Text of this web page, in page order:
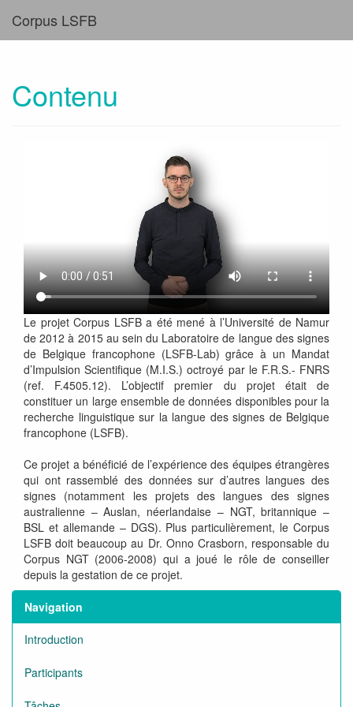
Corpus LSFB
Contenu
Le projet Corpus LSFB a été mené à l’Université de Namur
de 2012 à 2015 au sein du Laboratoire de langue des signes
de Belgique francophone (LSFB-Lab) grâce à un Mandat
d’Impulsion Scientifique (M.I.S.) octroyé par le F.R.S.- FNRS
(ref. F.4505.12). L’objectif premier du projet était de
constituer un large ensemble de données disponibles pour la
recherche linguistique sur la langue des signes de Belgique
francophone (LSFB).
Ce projet a bénéficié de l’expérience des équipes étrangères
qui ont rassemblé des données sur d’autres langues des
signes (notamment les projets des langues des signes
australienne – Auslan, néerlandaise – NGT, britannique –
BSL et allemande – DGS). Plus particulièrement, le Corpus
LSFB doit beaucoup au Dr. Onno Crasborn, responsable du
Corpus NGT (2006-2008) qui a joué le rôle de conseiller
depuis la gestation de ce projet.
Navigation
Introduction
Participants